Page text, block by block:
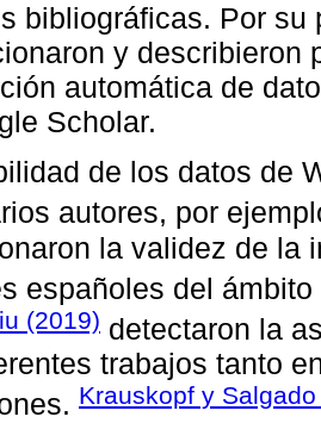
bibliográficas. Por su
y describieron
automática de
Scholar.
de los datos de
autores, por
la validez de la
españoles del
(2019) detectaron la
trabajos tanto
Krauskopf y